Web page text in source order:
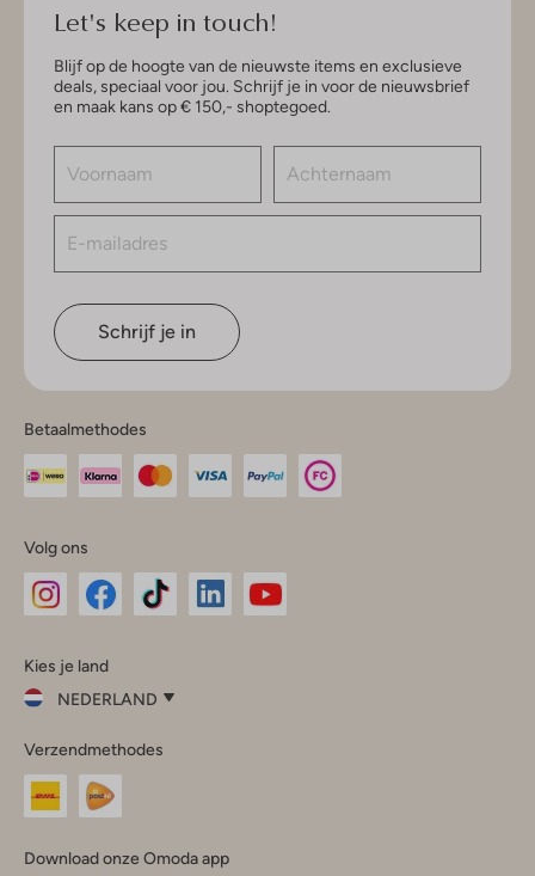
Let's keep in touch!
Blijf op de hoogte van de nieuwste items en exclusieve
deals, speciaal voor jou. Schrijf je in voor de nieuwsbrief
en maak kans op € 150,- shoptegoed.
Schrijf je in
Betaalmethodes
Volg ons
InstagramFacebook
Kies je land
NEDERLAND
je
land
Nederland
Verzendmethodes
Download onze Omoda app